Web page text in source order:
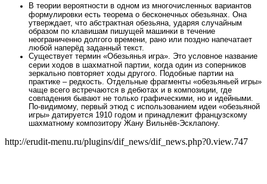
В теории вероятности в одном из многочисленных вариантов
формулировки есть теорема о бесконечных обезьянах. Она
утверждает, что абстрактная обезьяна, ударяя случайным
образом по клавишам пишущей машинки в течение
неограниченно долгого времени, рано или поздно напечатает
любой наперёд заданный текст.
Существует термин «Обезьянья игра». Это условное название
серии ходов в шахматной партии, когда один из соперников
зеркально повторяет ходы другого. Подобные партии на
практике – редкость. Отдельные фрагменты «обезьяньей игры»
чаще всего встречаются в дебютах и в композиции, где
совпадения бывают не только графическими, но и идейными.
По-видимому, первый этюд с использованием идеи «обезьяной
игры» датируется 1910 годом и принадлежит французскому
шахматному композитору Жану Вильнёв-Эсклапону.
http://erudit-menu.ru/plugins/dif_news/dif_news.php?0.view.747